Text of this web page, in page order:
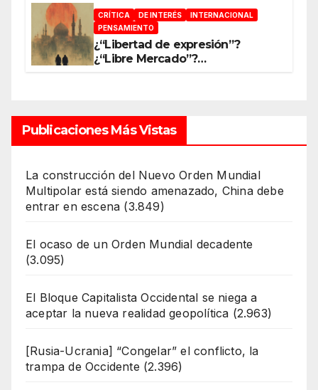
CRÍTICA DE INTERÉS
INTERNACIONAL
PENSAMIENTO
¿“Libertad de expresión”?
¿“Libre Mercado”?
Publicaciones Más Vistas
La construcción del Nuevo Orden Mundial
Multipolar está siendo amenazado, China debe
entrar en escena (3.849)
El ocaso de un Orden Mundial decadente
(3.095)
El Bloque Capitalista Occidental se niega a
aceptar la nueva realidad geopolítica (2.963)
[Rusia-Ucrania] “Congelar” el conflicto, la
trampa de Occidente (2.396)